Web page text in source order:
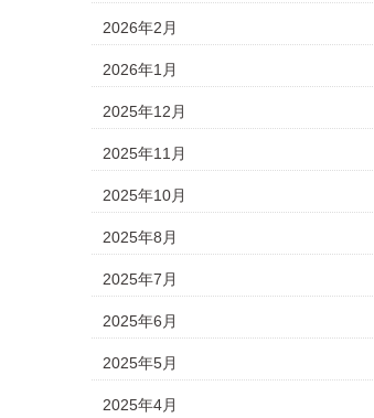
2026年2月
2026年1月
2025年12月
2025年11月
2025年10月
2025年8月
2025年7月
2025年6月
2025年5月
2025年4月